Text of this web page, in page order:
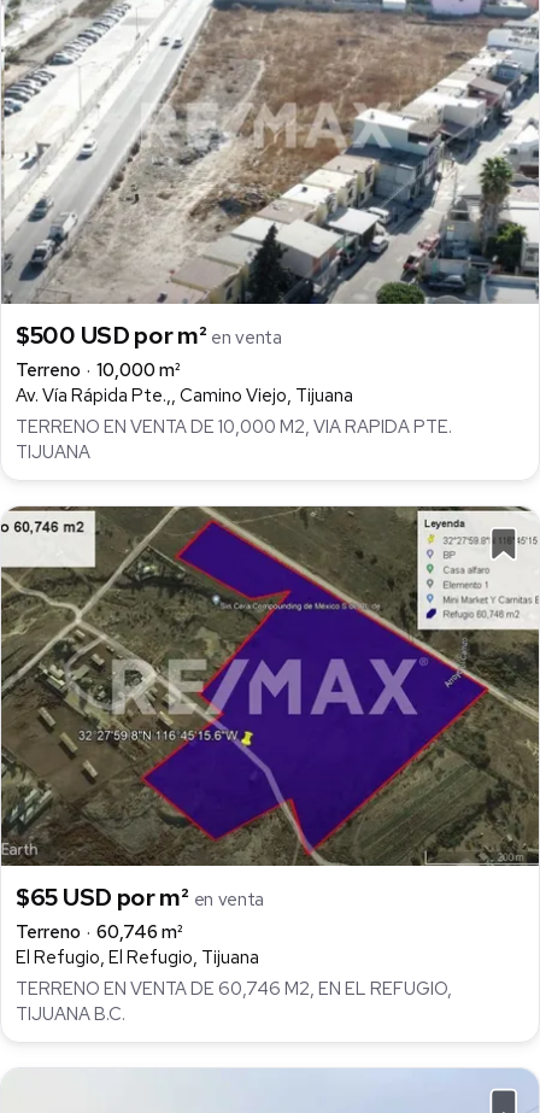
$500 USD por m² en venta
Terreno
10,000 m²
Av. Vía Rápida Pte.,, Camino Viejo, Tijuana
TERRENO EN VENTA DE 10,000 M2, VIA RAPIDA PTE.
TIJUANA
$65 USD por m² en venta
Terreno
60,746 m²
El Refugio, El Refugio, Tijuana
TERRENO EN VENTA DE 60,746 M2, EN EL REFUGIO,
TIJUANA B.C.